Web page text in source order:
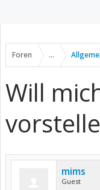
Foren ...
Will
mims
Guest